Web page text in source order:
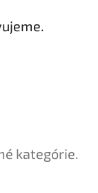
kategórie.